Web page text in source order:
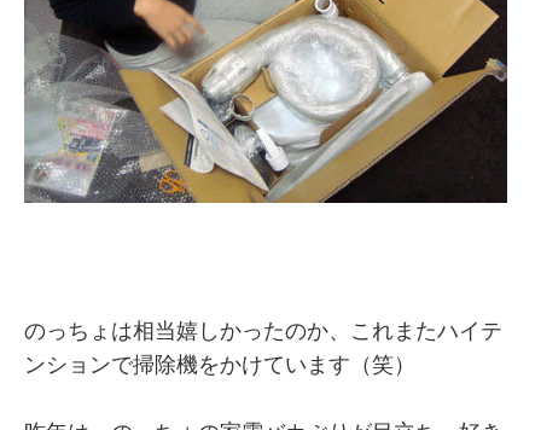
のっちょは相当嬉しかったのか、これまたハイテ
ンションで掃除機をかけています（笑）